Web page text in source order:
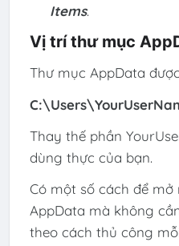
Items.
Vị trí thư mục
Thư mục AppData
Thay thế phần
dùng thực của bạn.
Có một số cách để
AppData mà không
theo cách thủ công